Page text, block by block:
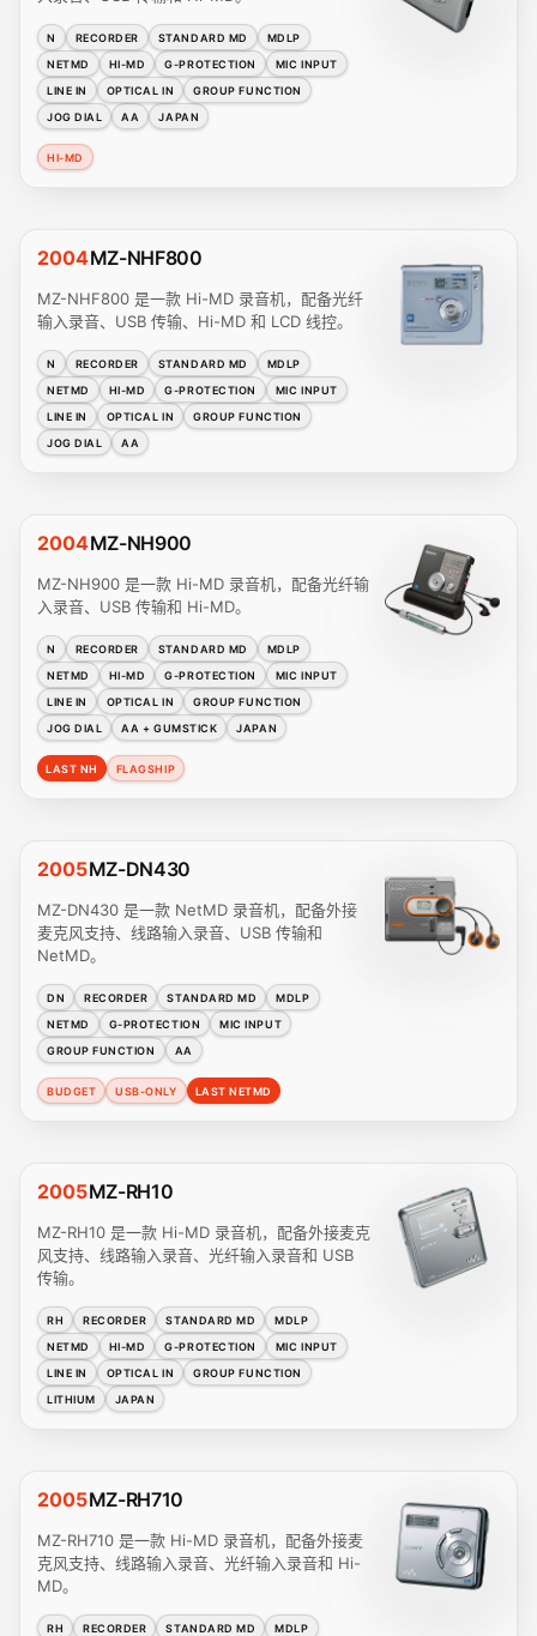
N RECORDER STANDARD MD
MDLP
NETMD
HI-MD G-PROTECTION
MIC INPUT
LINE IN
OPTICAL IN
GROUP FUNCTION
JOG DIAL
AA JAPAN
HI-MD
2004MZ-NHF800
MZ-NHF800 是一款 Hi-MD 录音机，配备光纤
输入录音、USB 传输、Hi-MD 和 LCD 线控。
N RECORDER STANDARD MD
MDLP
NETMD
HI-MD G-PROTECTION
MIC INPUT
LINE IN
OPTICAL IN
GROUP FUNCTION
JOG DIAL
AA
2004MZ-NH900
MZ-NH900 是一款 Hi-MD 录音机，配备光纤输
入录音、USB 传输和 Hi-MD。
N RECORDER STANDARD MD
MDLP
NETMD
HI-MD G-PROTECTION
MIC INPUT
LINE IN
OPTICAL IN
GROUP FUNCTION
JOG DIAL
AA + GUMSTICK JAPAN
LAST NH FLAGSHIP
2005MZ-DN430
MZ-DN430 是一款 NetMD 录音机，配备外接
麦克风支持、线路输入录音、USB 传输和
NetMD。
DN RECORDER STANDARD MD
MDLP
NETMD
G-PROTECTION
MIC INPUT
GROUP FUNCTION
AA
BUDGET USB-ONLY LAST NETMD
2005MZ-RH10
MZ-RH10 是一款 Hi-MD 录音机，配备外接麦克
风支持、线路输入录音、光纤输入录音和 USB
传输。
RH RECORDER STANDARD MD
MDLP
NETMD
HI-MD G-PROTECTION
MIC INPUT
LINE IN
OPTICAL IN
GROUP FUNCTION
LITHIUM
JAPAN
2005MZ-RH710
MZ-RH710 是一款 Hi-MD 录音机，配备外接麦
克风支持、线路输入录音、光纤输入录音和 Hi-
MD。
RH RECORDER STANDARD MD
MDLP